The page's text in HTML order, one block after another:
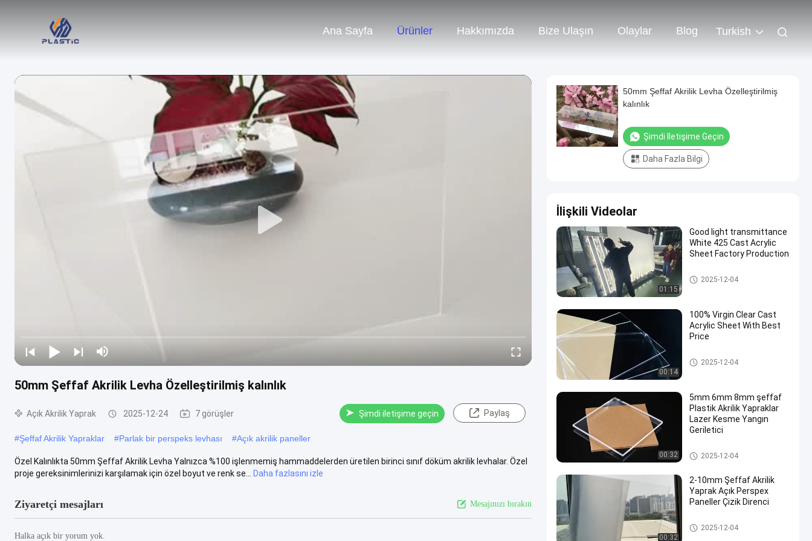
Ana Sayfa Ürünler Hakkımızda Bize Ulaşın Olaylar Blog Turkish
50mm Şeffaf Akrilik Levha Özelleştirilmiş kalınlık
Açık Akrilik Yaprak 2025-12-24 7 görüşler Şimdi iletişime geçin Paylaş
#Şeffaf Akrilik Yapraklar #Parlak bir perspeks levhası #Açık akrilik paneller
Özel Kalınlıkta 50mm Şeffaf Akrilik Levha Yalnızca %100 işlenmemiş hammaddelerden üretilen birinci sınıf döküm akrilik levhalar. Özel
proje gereksinimlerinizi karşılamak için özel boyut ve renk se...
Daha fazlasını izle
Ziyaretçi mesajları Mesajınızı bırakın
Halka açık bir yorum yok.
50mm Şeffaf Akrilik Levha Özelleştirilmiş
kalınlık
Şimdi Iletişime Geçin
Daha Fazla Bilgi
İlişkili Videolar
01:15
Good light transmittance
White 425 Cast Acrylic
Sheet Factory Production
döküm akrilik levha
2025-12-04
00:14
100% Virgin Clear Cast
Acrylic Sheet With Best
Price
döküm akrilik levha
2025-12-04
00:32
5mm 6mm 8mm şeffaf
Plastik Akrilik Yapraklar
Lazer Kesme Yangın
Geriletici
Açık Akrilik Yaprak
2025-12-04
00:32
2-10mm Şeffaf Akrilik
Yaprak Açık Perspex
Paneller Çizik Direnci
Açık Akrilik Yaprak
2025-12-04